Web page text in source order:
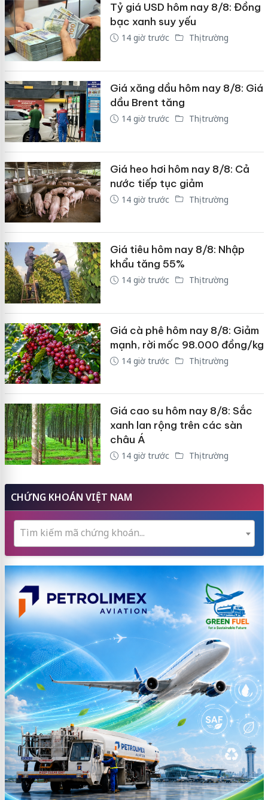
Tỷ giá USD hôm nay 8/8: Đồng
bạc xanh suy yếu
14 giờ trước Thị trường
Giá xăng dầu hôm nay 8/8: Giá
dầu Brent tăng
14 giờ trước Thị trường
Giá heo hơi hôm nay 8/8: Cả
nước tiếp tục giảm
14 giờ trước Thị trường
Giá tiêu hôm nay 8/8: Nhập
khẩu tăng 55%
14 giờ trước Thị trường
Giá cà phê hôm nay 8/8: Giảm
mạnh, rời mốc 98.000 đồng/kg
14 giờ trước Thị trường
Giá cao su hôm nay 8/8: Sắc
xanh lan rộng trên các sàn
châu Á
14 giờ trước Thị trường
CHỨNG KHOÁN VIỆT NAM
Tìm kiếm mã chứng khoán...